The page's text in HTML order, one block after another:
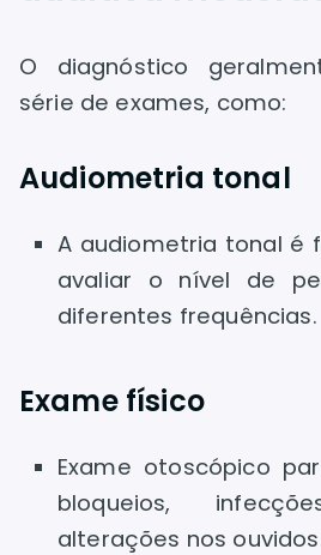
O diagnóstico
série de exames, como:
Audiometria tonal
A audiometria tonal é
avaliar o nível de
diferentes frequências.
Exame físico
Exame otoscópico
bloqueios,
alterações nos